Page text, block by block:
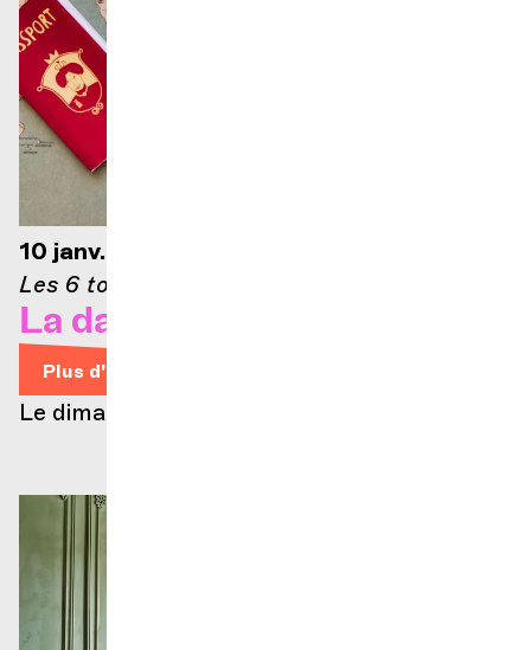
10 janv. 2027 — 10h
Les 6 toits
La danse du monde
Plus d'infos
Le dimanche c'est famille #2